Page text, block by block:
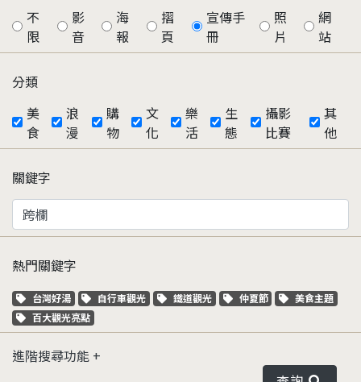
不
限
影
音
海
報
摺
頁
宣傳手
冊
照
片
網
站
分類
美
食
浪
漫
購
物
文
化
樂
活
生
態
攝影
比賽
其
他
關鍵字
熱門關鍵字
關鍵字標籤
台灣好湯 關鍵字標籤
自行車觀光 關鍵字標籤
鐵道觀光 關鍵字標籤
仲夏節 關鍵字標籤
美食主題
關鍵字標籤
百大觀光亮點
進階搜尋功能